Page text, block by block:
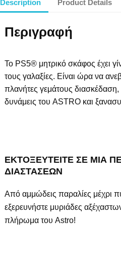
Description Product Details
Περιγραφή
Το PS5® μητρικό σκάφος έχει
τους γαλαξίες. Είναι ώρα να
πλανήτες γεμάτους διασκέδαση,
δυνάμεις του ASTRO και
ΕΚΤΟΞΕΥΤΕΙΤΕ ΣΕ ΜΙΑ
ΔΙΑΣΤΑΣΕΩΝ
Από αμμώδεις παραλίες μέχρι
εξερευνήστε μυριάδες
πλήρωμα του Astro!